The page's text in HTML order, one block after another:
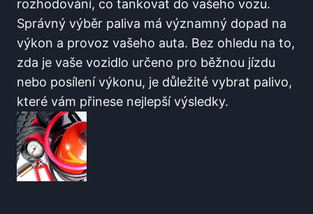
rozhodování, co⁣ tankovat do ⁣vašeho vozu.
Správný ⁣výběr paliva má významný dopad na
výkon a provoz⁢ vašeho auta. Bez ohledu na to,
zda je vaše vozidlo ​určeno pro běžnou jízdu
⁤nebo posílení výkonu, je důležité vybrat palivo,⁣
které vám přinese⁢ nejlepší výsledky.